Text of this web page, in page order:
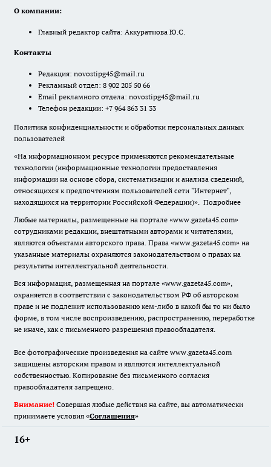
О компании:
Главный редактор сайта: Аккуратнова Ю.С.
Контакты
Редакция: novostipg45@mail.ru
Рекламный отдел: 8 902 205 50 66
Email рекламного отдела: novostipg45@mail.ru
Телефон редакции: +7 964 863 31 33
Политика конфиденциальности и обработки персональных данных
пользователей
«На информационном ресурсе применяются рекомендательные
технологии (информационные технологии предоставления
информации на основе сбора, систематизации и анализа сведений,
относящихся к предпочтениям пользователей сети "Интернет",
находящихся на территории Российской Федерации)». Подробнее
Любые материалы, размещенные на портале «www.gazeta45.com»
сотрудниками редакции, внештатными авторами и читателями,
являются объектами авторского права. Права «www.gazeta45.com» на
указанные материалы охраняются законодательством о правах на
результаты интеллектуальной деятельности.
Вся информация, размещенная на портале «www.gazeta45.com»,
охраняется в соответствии с законодательством РФ об авторском
праве и не подлежит использованию кем-либо в какой бы то ни было
форме, в том числе воспроизведению, распространению, переработке
не иначе, как с письменного разрешения правообладателя.
Все фотографические произведения на сайте www.gazeta45.com
защищены авторским правом и являются интеллектуальной
собственностью. Копирование без письменного согласия
правообладателя запрещено.
Внимание! Совершая любые действия на сайте, вы автоматически
принимаете условия «Cоглашения»
16+